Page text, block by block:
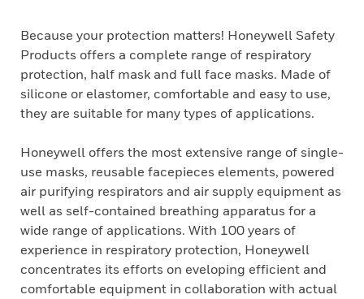
Because your protection matters! Honeywell Safety
Products offers a complete range of respiratory
protection, half mask and full face masks. Made of
silicone or elastomer, comfortable and easy to use,
they are suitable for many types of applications.
Honeywell offers the most extensive range of single-
use masks, reusable facepieces elements, powered
air purifying respirators and air supply equipment as
well as self-contained breathing apparatus for a
wide range of applications. With 100 years of
experience in respiratory protection, Honeywell
concentrates its efforts on eveloping efficient and
comfortable equipment in collaboration with actual